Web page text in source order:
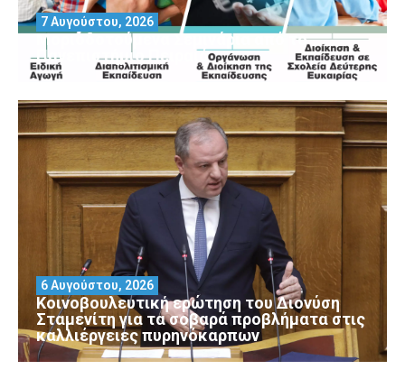
Μοριοδοτούμενα Σεμινάρια από το
Πανεπιστήμιο Πειραιά
7 Αυγούστου, 2026
Κοινοβουλευτική ερώτηση του Διονύση
Σταμενίτη για τα σοβαρά προβλήματα στις
καλλιέργειες πυρηνόκαρπων
6 Αυγούστου, 2026